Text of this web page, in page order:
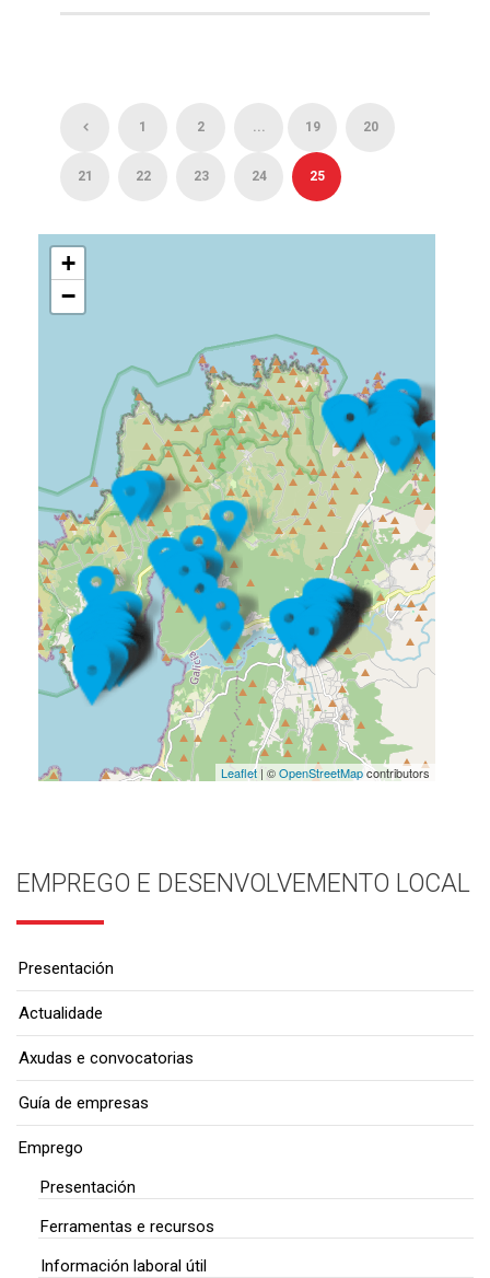
1 2 ... 19 20
21 22 23 24 25
+
−
Leaflet| ©OpenStreetMapcontributors
EMPREGO E DESENVOLVEMENTO LOCAL
Presentación
Actualidade
Axudas e convocatorias
Guía de empresas
Emprego
Presentación
Ferramentas e recursos
Información laboral útil